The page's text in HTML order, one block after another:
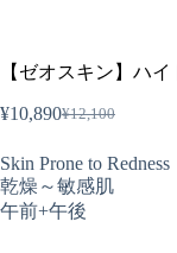
【ゼオスキン】ハ
¥12,100
元
価
格
は
¥10,890現
の
価
格
Skin Prone to Redness
乾燥～敏感肌
午前+午後